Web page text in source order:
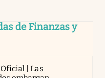
de Finanzas y
Oficial | Las